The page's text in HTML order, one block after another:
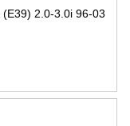
2.0-3.0i 96-03